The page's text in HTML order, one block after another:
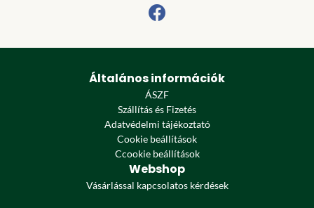
Általános információk
ÁSZF
Szállítás és Fizetés
Adatvédelmi tájékoztató
Cookie beállítások
Ccookie beállítások
Webshop
Vásárlással kapcsolatos kérdések